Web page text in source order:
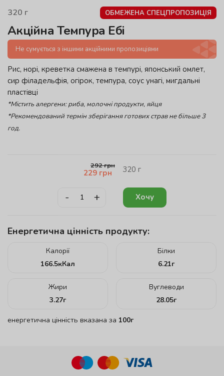
320 г ОБМЕЖЕНА СПЕЦПРОПОЗИЦІЯ
Акційна Темпура Ебі
Не сумується з іншими акційними пропозиціями
Рис, норі, креветка смажена в темпурі, японський омлет,
сир філадельфія, огірок, темпура, соус унагі, мигдальні
пластівці
*Містить алергени: риба, молочні продукти, яйця
*Рекомендований термін зберігання готових страв не більше 3
год.
292грн
229 грн 320 г
- + Хочу
Енергетична цінність продукту:
Калорії
166.5кКал
Білки
6.21г
Жири
3.27г
Вуглеводи
28.05г
енергетична цінність вказана за 100г